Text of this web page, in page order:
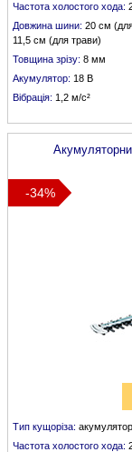
Частота холостого хода:
Довжина шини: 20 см
11,5 см (для трави)
Товщина зрізу: 8 мм
Акумулятор: 18 В
Вібрація: 1,2 м/с²
-34%
Тип кущоріза:
Частота холостого хода: